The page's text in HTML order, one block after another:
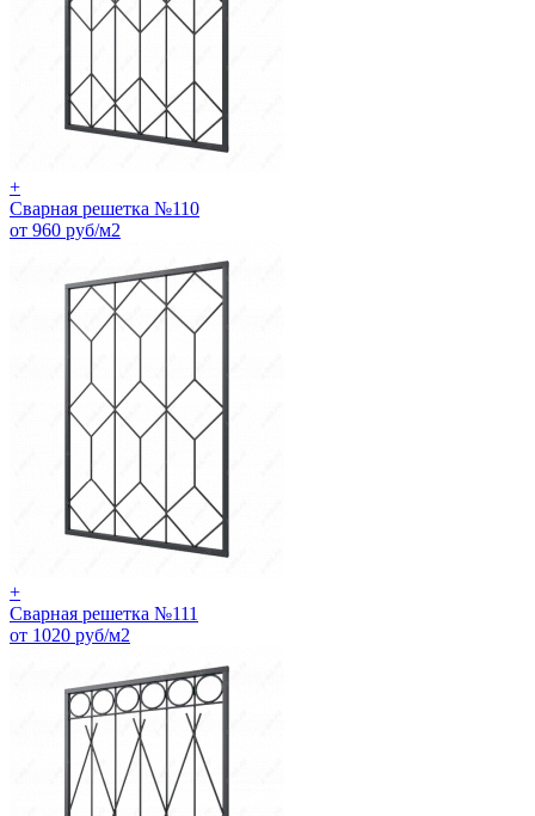
+
Сварная решетка №110
от 960 руб/м2
+
Сварная решетка №111
от 1020 руб/м2